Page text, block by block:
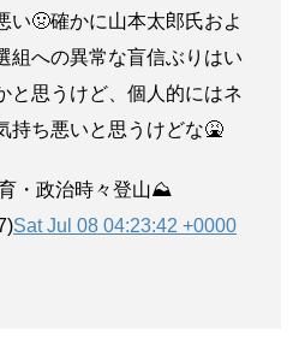
い🤢確かに山本太郎氏およ
組への異常な盲信ぶりはい
と思うけど、個人的にはネ
持ち悪いと思うけどな🤮
・政治時々登山⛰️
Sat Jul 08 04:23:42 +0000